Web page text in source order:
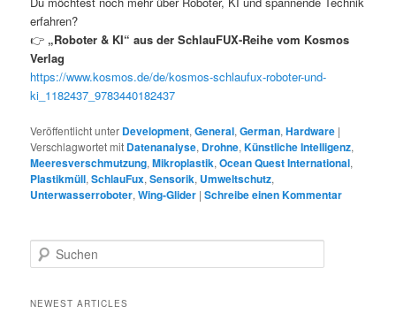
erfahren?
👉 „Roboter & KI“ aus der SchlauFUX-Reihe vom Kosmos
Verlag
https://www.kosmos.de/de/kosmos-schlaufux-roboter-und-
ki_1182437_9783440182437
Veröffentlicht unter Development,General,German,Hardware |
Verschlagwortet mit Datenanalyse, Drohne,Künstliche Intelligenz,
Meeresverschmutzung,Mikroplastik,Ocean Quest International,
Plastikmüll,SchlauFux,Sensorik, Umweltschutz,
Unterwasserroboter,Wing‑Glider |Schreibe einen Kommentar
u
h
NEWEST ARTICLES